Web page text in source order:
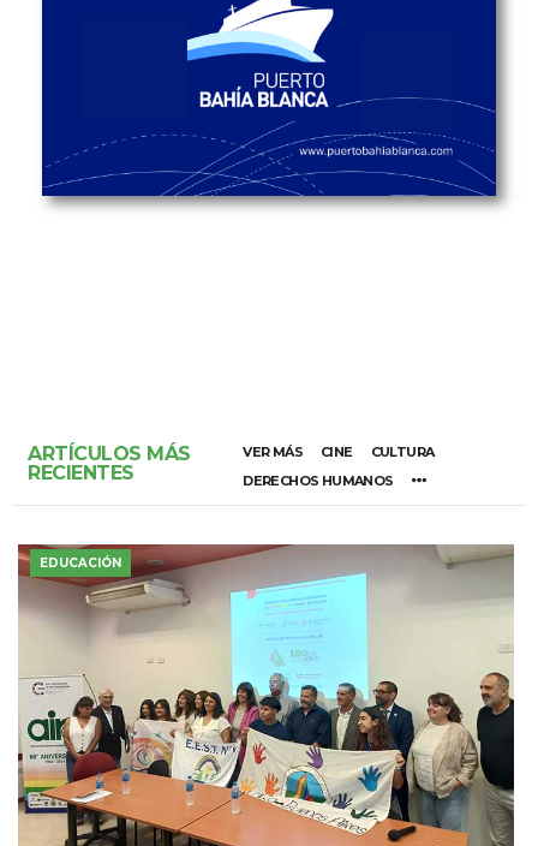
ARTÍCULOS MÁS
RECIENTES
VER MÁS CINE
CULTURA
DERECHOS HUMANOS
EDUCACIÓN